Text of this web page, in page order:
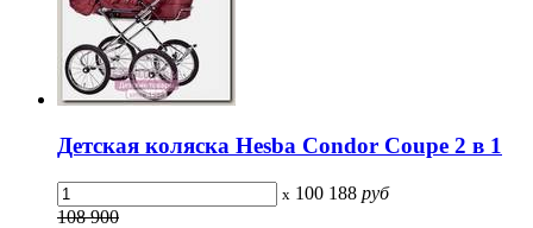
Детская коляска Hesba Condor Coupe 2 в 1
x 100 188 руб
108 900